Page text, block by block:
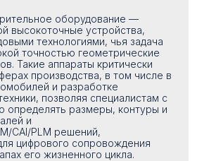
оборудование —
высокоточные устройства,
технологиями, чья задача
точностью геометрические
Такие аппараты критически
производства, в том числе в
и разработке
позволяя специалистам с
определять размеры, контуры и
и
CAI/PLM решений,
цифрового сопровождения
его жизненного цикла.